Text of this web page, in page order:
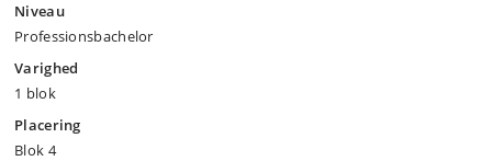
Niveau
Professionsbachelor
Varighed
1 blok
Placering
Blok 4